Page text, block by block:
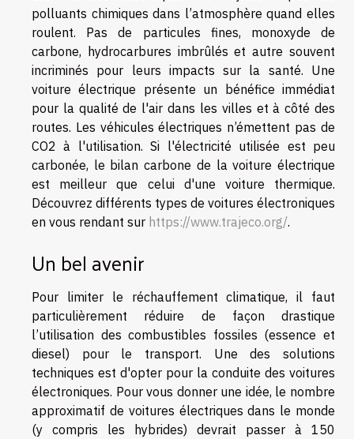
polluants chimiques dans l’atmosphère quand elles
roulent. Pas de particules fines, monoxyde de
carbone, hydrocarbures imbrûlés et autre souvent
incriminés pour leurs impacts sur la santé. Une
voiture électrique présente un bénéfice immédiat
pour la qualité de l'air dans les villes et à côté des
routes. Les véhicules électriques n’émettent pas de
CO2 à l'utilisation. Si l'électricité utilisée est peu
carbonée, le bilan carbone de la voiture électrique
est meilleur que celui d'une voiture thermique.
Découvrez différents types de voitures électroniques
en vous rendant sur https://www.trajeco.org/.
Un bel avenir
Pour limiter le réchauffement climatique, il faut
particulièrement réduire de façon drastique
l’utilisation des combustibles fossiles (essence et
diesel) pour le transport. Une des solutions
techniques est d'opter pour la conduite des voitures
électroniques. Pour vous donner une idée, le nombre
approximatif de voitures électriques dans le monde
(y compris les hybrides) devrait passer à 150